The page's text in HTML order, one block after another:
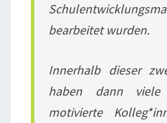
bearbeitet wurden.
Innerhalb dieser
haben dann viele
motivierte